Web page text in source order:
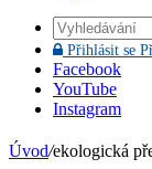
Přihlásit se
Facebook
YouTube
Instagram
Úvod/ekologická